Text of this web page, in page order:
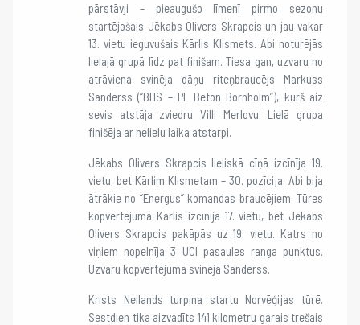
pārstāvji – pieaugušo līmenī pirmo sezonu
startējošais Jēkabs Olivers Skrapcis un jau vakar
13. vietu ieguvušais Kārlis Klismets. Abi noturējās
lielajā grupā līdz pat finišam. Tiesa gan, uzvaru no
atrāviena svinēja dāņu riteņbraucējs Markuss
Sanderss (“BHS – PL Beton Bornholm”), kurš aiz
sevis atstāja zviedru Villi Merlovu. Lielā grupa
finišēja ar nelielu laika atstarpi.
Jēkabs Olivers Skrapcis lieliskā cīņā izcīnīja 19.
vietu, bet Kārlim Klismetam – 30. pozīcija. Abi bija
ātrākie no “Energus” komandas braucējiem. Tūres
kopvērtējumā Kārlis izcīnīja 17. vietu, bet Jēkabs
Olivers Skrapcis pakāpās uz 19. vietu. Katrs no
viņiem nopelnīja 3 UCI pasaules ranga punktus.
Uzvaru kopvērtējumā svinēja Sanderss.
Krists Neilands turpina startu Norvēģijas tūrē.
Sestdien tika aizvadīts 141 kilometru garais trešais